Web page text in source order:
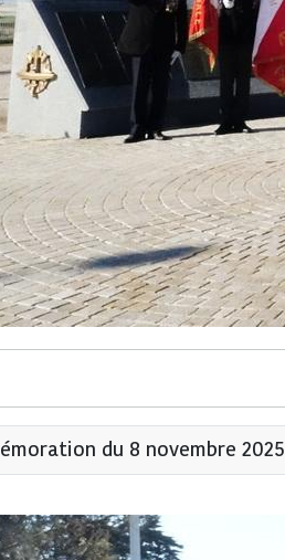
du 8 novembre 2025